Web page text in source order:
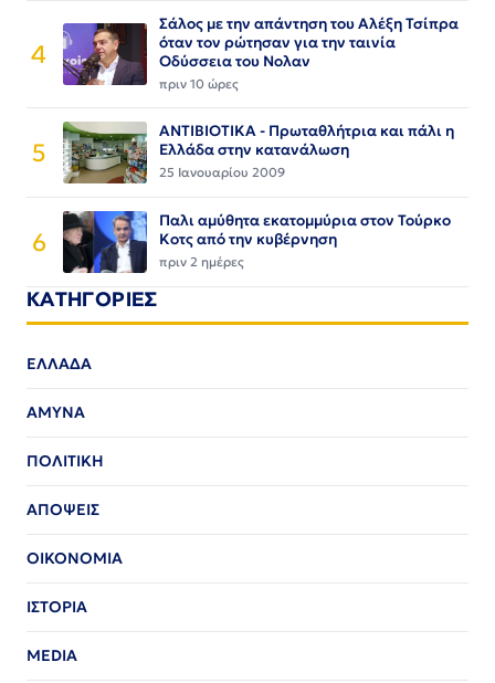
4
Σάλος με την απάντηση του Αλέξη Τσίπρα
όταν τον ρώτησαν για την ταινία
Οδύσσεια του Νολαν
πριν 10 ώρες
5
ΑΝΤΙΒΙΟΤΙΚΑ - Πρωταθλήτρια και πάλι η
Ελλάδα στην κατανάλωση
25 Ιανουαρίου 2009
6
Παλι αμύθητα εκατομμύρια στον Τούρκο
Κοτς από την κυβέρνηση
πριν 2 ημέρες
ΚΑΤΗΓΟΡΙΕΣ
ΕΛΛΑΔΑ
ΑΜΥΝΑ
ΠΟΛΙΤΙΚΗ
ΑΠΟΨΕΙΣ
ΟΙΚΟΝΟΜΙΑ
ΙΣΤΟΡΙΑ
MEDIA